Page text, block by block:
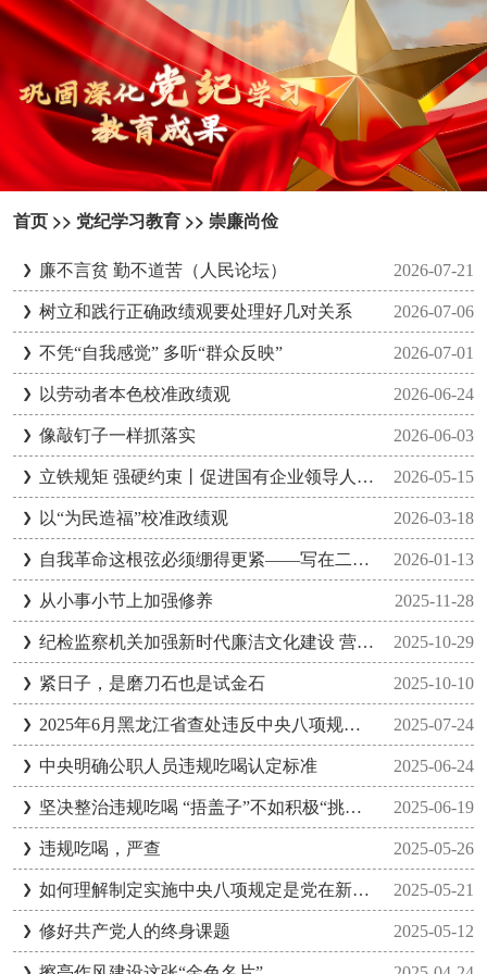
首页 >> 党纪学习教育 >> 崇廉尚俭
廉不言贫 勤不道苦（人民论坛） 2026-07-21
树立和践行正确政绩观要处理好几对关系 2026-07-06
不凭“自我感觉” 多听“群众反映” 2026-07-01
以劳动者本色校准政绩观 2026-06-24
像敲钉子一样抓落实 2026-06-03
立铁规矩 强硬约束丨促进国有企业领导人员规范履职廉洁用权以正确政绩观引领国企高质量发展 2026-05-15
以“为民造福”校准政绩观 2026-03-18
自我革命这根弦必须绷得更紧——写在二十届中央纪委五次全会召开之际 2026-01-13
从小事小节上加强修养 2025-11-28
纪检监察机关加强新时代廉洁文化建设 营造崇廉拒腐浓厚氛围 2025-10-29
紧日子，是磨刀石也是试金石 2025-10-10
2025年6月黑龙江省查处违反中央八项规定精神问题947起 2025-07-24
中央明确公职人员违规吃喝认定标准 2025-06-24
坚决整治违规吃喝 “捂盖子”不如积极“挑担子” 2025-06-19
违规吃喝，严查 2025-05-26
如何理解制定实施中央八项规定是党在新时代的徙木立信之举 2025-05-21
修好共产党人的终身课题 2025-05-12